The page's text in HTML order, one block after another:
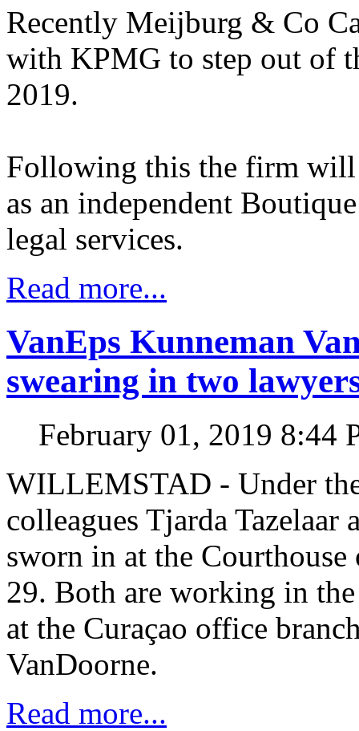
Recently Meijburg & Co
with KPMG to step out of
2019.
Following this the firm will
as an independent
legal services.
Read more...
VanEps Kunneman
swearing in two
February 01, 2019 8:44
WILLEMSTAD - Under
colleagues Tjarda Tazelaar
sworn in at the Courthouse
29. Both are working in
at the Curaçao office
VanDoorne.
Read more...